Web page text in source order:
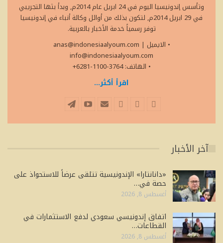
وتأسس إندونيسيا اليوم في 24 ابريل عام 2014م, وبدأ بثها التجريبي
في 29 ابريل 2014م, لتكون بذلك من أوائل وكالة أنباء في إندونيسيا
توفر رسمياً خدمة الأخبار بالعربية.
• الايميل
anas@indonesiaalyoum.com |
info@indonesiaalyoum.com
• الهاتف: 3764-1100-6281+
اقرأ أكثر...
آخر الأخبار
«دانانتارا» الإندونيسية تتلقى عرضاً للاستحواذ على
حصة في…
أغسطس 8, 2026
اتفاق إندونيسي سعودي لدفع الاستثمارات في
القطاعات…
أغسطس 8, 2026